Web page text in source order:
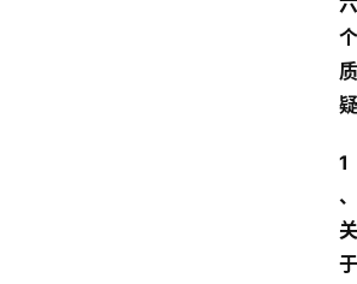
个
质
疑
1
、
关
于